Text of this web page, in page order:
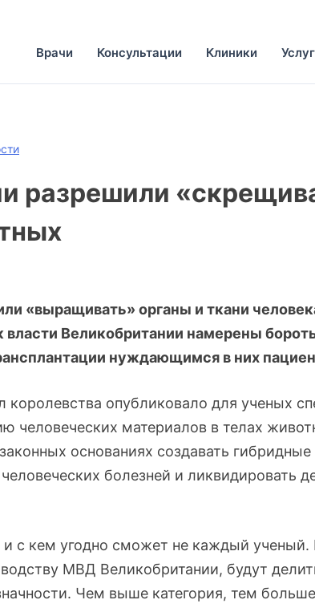
Врачи Консультации Клиники
разрешили
«выращивать» органы и ткани
Великобритании намерены
нуждающимся в них
королевства опубликовало для ученых
человеческих материалов в телах
основаниях создавать
болезней и ликвидировать
и с кем угодно сможет не каждый ученый.
МВД Великобритании, будут
Чем выше категория, тем